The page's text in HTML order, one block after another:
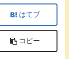
はてブ
コピー